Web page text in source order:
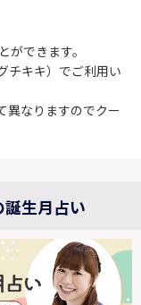
できます。
チキキ）でご利用い
異なりますのでクー
生月占い